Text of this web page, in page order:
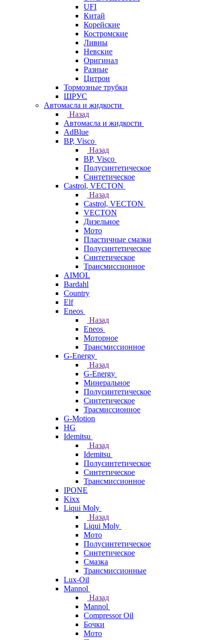
UFI
Китай
Корейские
Костромские
Ливны
Невские
Оригинал
Разные
Цитрон
Тормозные трубки
ШРУС
Автомасла и жидкости
Назад
Автомасла и жидкости
AdBlue
BP, Visco
Назад
BP, Visco
Полусинтетическое
Синтетическое
Castrol, VECTON
Назад
Castrol, VECTON
VECTON
Дизельное
Мото
Пластичные смазки
Полусинтетическое
Синтетическое
Трансмиссионное
AIMOL
Bardahl
Country
Elf
Eneos
Назад
Eneos
Моторное
Трансмиссионное
G-Energy
Назад
G-Energy
Минеральное
Полусинтетическое
Синтетическое
Трасмиссионное
G-Motion
HG
Idemitsu
Назад
Idemitsu
Полусинтетическое
Синтетическое
Трансмиссионное
IPONE
Kixx
Liqui Moly
Назад
Liqui Moly
Мото
Полусинтетическое
Синтетическое
Смазка
Трансмиссионные
Lux-Oil
Mannol
Назад
Mannol
Compressor Oil
Бочки
Мото